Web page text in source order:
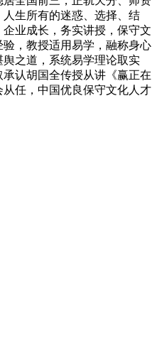
生所有的迷惑、选择、结
业成长，务实讲授，保守文
，教授适用易学，融称身心
之道，系统易学理论取实
认胡国全传授从讲《赢正在
任，中国优良保守文化人才